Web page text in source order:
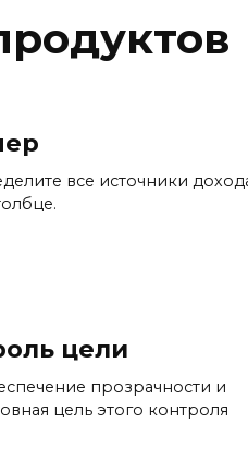
все источники
цели
прозрачности и
цель этого контроля